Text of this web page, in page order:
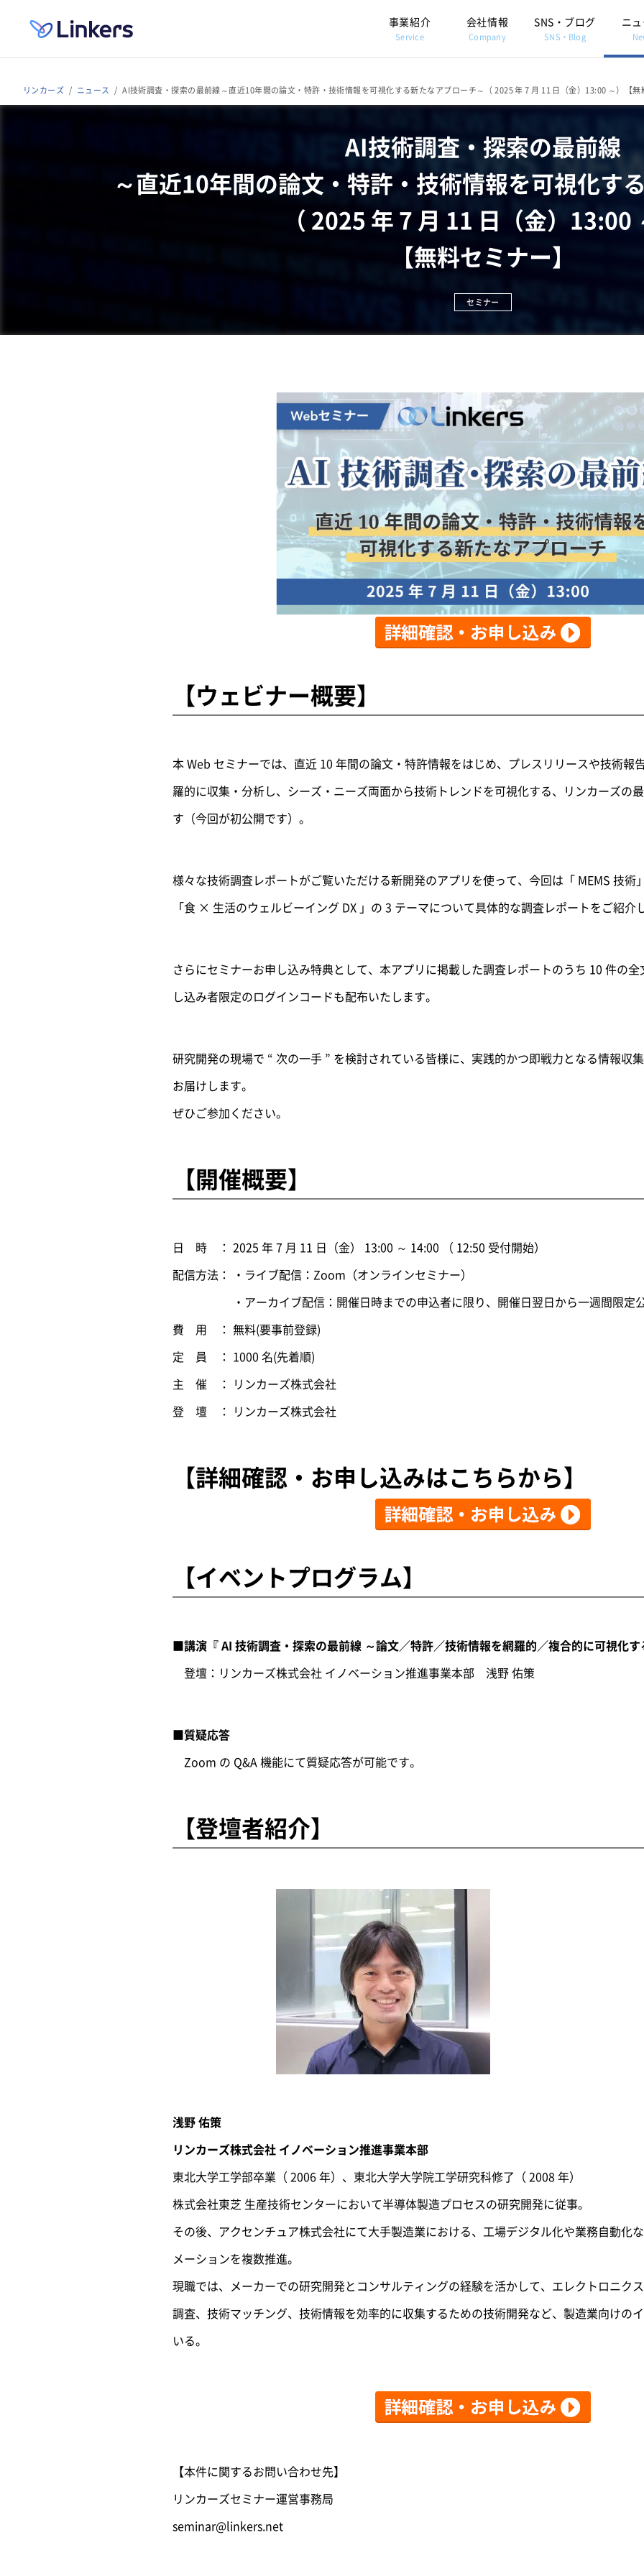
事業紹介
Service
会社情報
Company
SNS・ブログ
SNS・Blog
ニ
リンカーズ ニュース AI技術調査・探索の最前線～直近10年間の論文・特許・技術情報を可視化する新たなアプローチ～（ 2025 年 7 月 11 日（金）13:00 ～）【無
AI技術調査・探索の最前線
～直近10年間の論文・特許・技術情報を可視化す
（ 2025 年 7 月 11 日（金）13:00
【無料セミナー】
セミナー
【ウェビナー概要】
本 Web セミナーでは、直近 10 年間の論文・特許情報をはじめ、プレスリリースや技術報
羅的に収集・分析し、シーズ・ニーズ両面から技術トレンドを可視化する、リンカーズの
す（今回が初公開です）。
様々な技術調査レポートがご覧いただける新開発のアプリを使って、今回は「 MEMS 技術
「食 × 生活のウェルビーイング DX 」の 3 テーマについて具体的な調査レポートをご紹介
さらにセミナーお申し込み特典として、本アプリに掲載した調査レポートのうち 10 件の
し込み者限定のログインコードも配布いたします。
研究開発の現場で “ 次の一手 ” を検討されている皆様に、実践的かつ即戦力となる情報収
お届けします。
ぜひご参加ください。
【開催概要】
日 時 ： 2025 年 7 月 11 日（金） 13:00 ～ 14:00 （ 12:50 受付開始）
配信方法： ・ライブ配信：Zoom（オンラインセミナー）
・アーカイブ配信：開催日時までの申込者に限り、開催日翌日から一週間限定
費 用 ： 無料(要事前登録)
定 員 ： 1000 名(先着順)
主 催 ： リンカーズ株式会社
登 壇 ： リンカーズ株式会社
【詳細確認・お申し込みはこちらから】
【イベントプログラム】
■講演『 AI 技術調査・探索の最前線 ～論文／特許／技術情報を網羅的／複合的に可視化
登壇：リンカーズ株式会社 イノベーション推進事業本部 浅野 佑策
■質疑応答
Zoom の Q&A 機能にて質疑応答が可能です。
【登壇者紹介】
浅野 佑策
リンカーズ株式会社 イノベーション推進事業本部
東北大学工学部卒業（ 2006 年）、東北大学大学院工学研究科修了（ 2008 年）
株式会社東芝 生産技術センターにおいて半導体製造プロセスの研究開発に従事。
その後、アクセンチュア株式会社にて大手製造業における、工場デジタル化や業務自動化
メーションを複数推進。
現職では、メーカーでの研究開発とコンサルティングの経験を活かして、エレクトロニク
調査、技術マッチング、技術情報を効率的に収集するための技術開発など、製造業向けの
いる。
【本件に関するお問い合わせ先】
リンカーズセミナー運営事務局
seminar@linkers.net